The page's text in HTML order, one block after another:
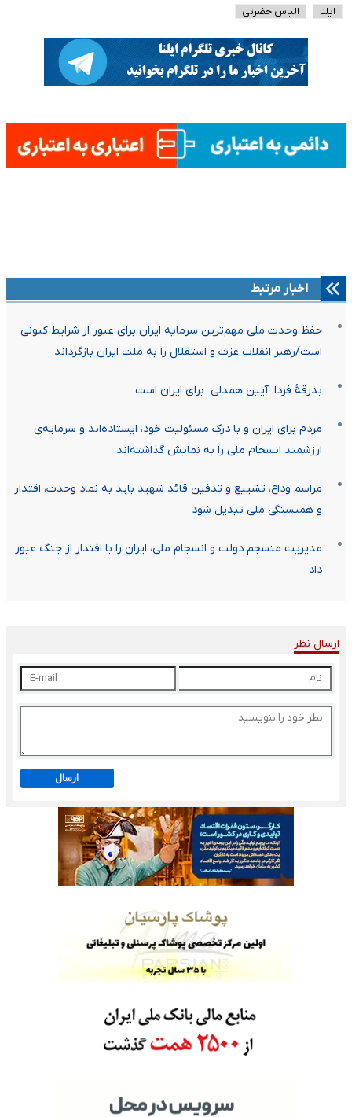
ایلنا الیاس حضرتی
اخبار مرتبط
حفظ وحدت ملی مهم‌ترین سرمایه ایران برای عبور از شرایط کنونی
است/رهبر انقلاب عزت و استقلال را به ملت ایران بازگرداند
بدرقهٔ فردا، آیین همدلی ⁧ برای ایران⁩ است
مردم برای ایران⁩ و با درک مسئولیت خود، ایستاده‌اند و سرمایه‌ی
ارزشمند انسجام ملی را به نمایش گذاشته‌اند
مراسم وداع، تشییع و تدفین قائد شهید باید به نماد وحدت، اقتدار
و همبستگی ملی تبدیل شود
مدیریت منسجم دولت و انسجام ملی، ایران را با اقتدار از جنگ عبور
داد
ارسال نظر
ارسال